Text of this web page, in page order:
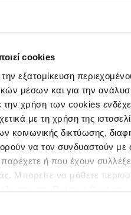
cookies
εξατομίκευση
μέσων και για την
χρήση των cookies
με τη χρήση της
κοινωνικής δικτύωσης,
να τον συνδυαστούν με
ή που έχουν
Μπορείτε να μάθετε
3 0ΕΘΝΙΚΟΣ ΑΣΣΙΑΣ 90'
0 3 ΠΑΦΟΣ F.C. 90'